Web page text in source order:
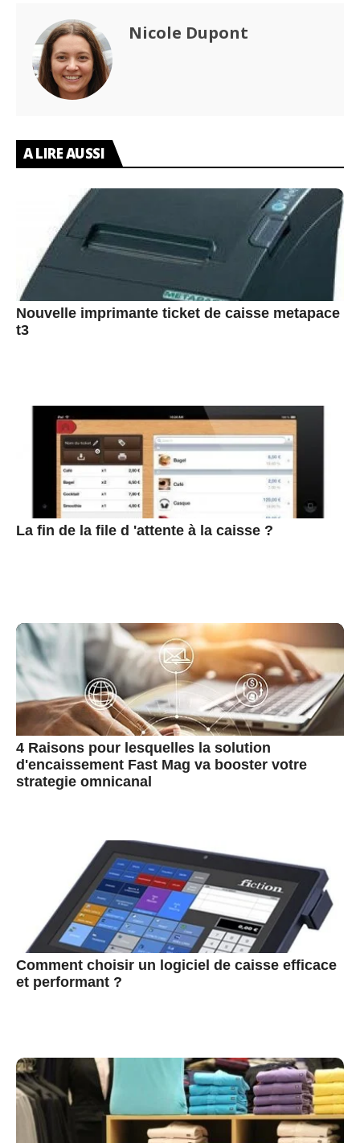
Nicole Dupont
A LIRE AUSSI
Nouvelle imprimante ticket de caisse metapace
t3
La fin de la file d 'attente à la caisse ?
4 Raisons pour lesquelles la solution
d'encaissement Fast Mag va booster votre
strategie omnicanal
Comment choisir un logiciel de caisse efficace
et performant ?